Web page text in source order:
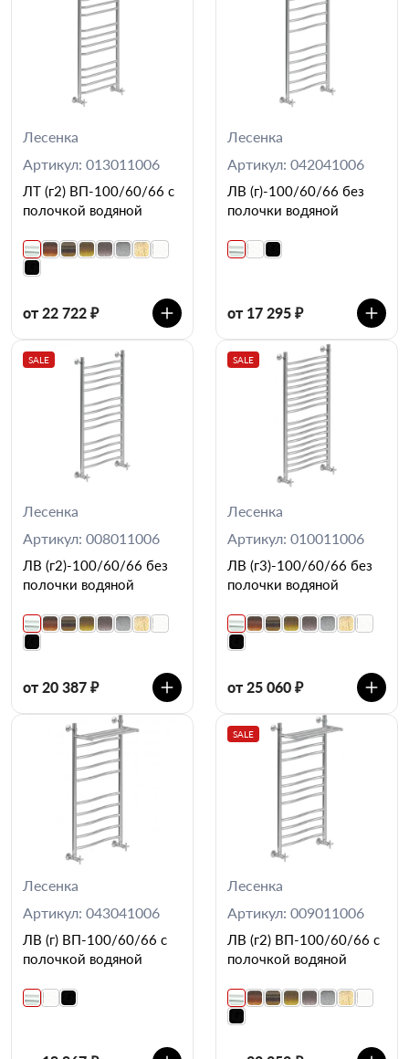
Лесенка
Артикул: 013011006
ЛТ (г2) ВП-100/60/66 с
полочкой водяной
от 22 722 ₽
Лесенка
Артикул: 042041006
ЛВ (г)-100/60/66 без
полочки водяной
от 17 295 ₽
SALE
Лесенка
Артикул: 008011006
ЛВ (г2)-100/60/66 без
полочки водяной
от 20 387 ₽
SALE
Лесенка
Артикул: 010011006
ЛВ (г3)-100/60/66 без
полочки водяной
от 25 060 ₽
Лесенка
Артикул: 043041006
ЛВ (г) ВП-100/60/66 с
полочкой водяной
SALE
Лесенка
Артикул: 009011006
ЛВ (г2) ВП-100/60/66 с
полочкой водяной